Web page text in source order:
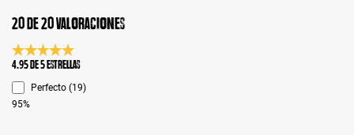
20 de 20 valoraciones
Calificación promedio de 4.9 de 5 estrellas
4.95 de 5 Estrellas
Perfecto (19)
95%